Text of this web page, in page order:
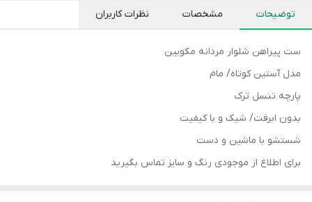
توضیحات مشخصات نظرات کاربران
ست پیراهن شلوار مردانه مکویین
مدل آستین کوتاه/ مام
پارچه تنسل ترک
بدون ابرفت/ شیک و با کیفیت
شستشو با ماشین و دست
برای اطلاع از موجودی رنگ و سایز تماس بگیرید